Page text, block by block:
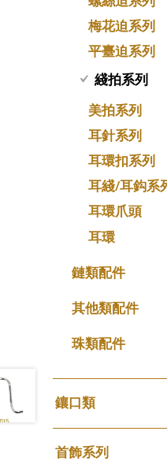
十字閃O鏈系列
十字錘打鏈系列
側身車花鏈系列
側身鏈系列
肖邦鏈系列
雙十字鏈系列
水波鏈系列
蛇骨鏈系列
鏈尾系列
嘴唇鏈系列
竹節鏈系列
珍珠鏈系列
坦克鏈系列
滿天星鏈系列
刀片鏈系列
方假繩鏈系列
梅花迫系列
平臺迫系列
綫拍系列
美拍系列
耳針系列
耳環扣系列
耳綫/耳鈎系
耳環爪頭
耳環
鏈類配件
動感車花吊墜
生圈扣系列
鴨俐制系列
字印牌系列
字母吊墜
其他類配件
珠盤系列
焊片及鐳射
空心車花管
其他
珠類配件
空心光身珠
空心批花珠
鑲口類
四爪頭系列
六爪頭系列
首飾系列